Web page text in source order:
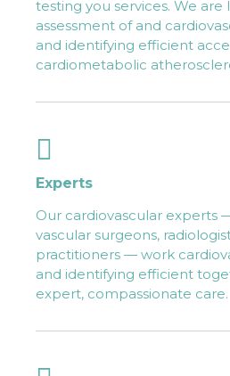
testing you services. We are
assessment of and
and identifying efficient
cardiometabolic
Experts
Our cardiovascular experts
vascular surgeons,
practitioners — work
and identifying efficient
expert, compassionate care.